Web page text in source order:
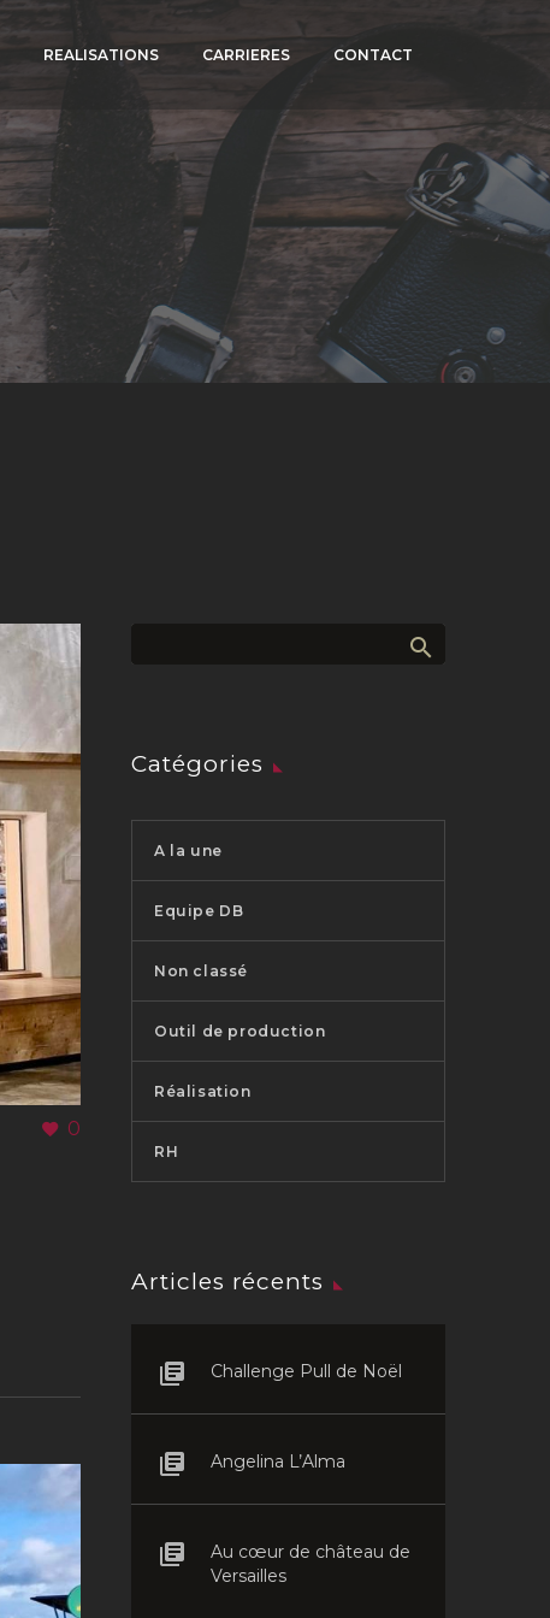
REALISATIONS CARRIERES CONTACT
0
Catégories
A la une
Equipe DB
Non classé
Outil de production
Réalisation
RH
Articles récents
Challenge Pull de Noël
Angelina L’Alma
Au cœur de château de
Versailles